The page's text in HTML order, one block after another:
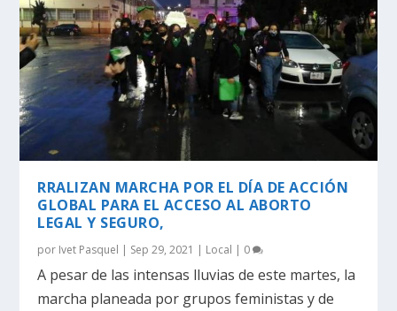
RRALIZAN MARCHA POR EL DÍA DE ACCIÓN
GLOBAL PARA EL ACCESO AL ABORTO
LEGAL Y SEGURO,
por Ivet Pasquel | Sep 29, 2021 | Local | 0
A pesar de las intensas lluvias de este martes, la
marcha planeada por grupos feministas y de